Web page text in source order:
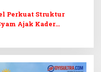
Perkuat Struktur
Ajak Kader